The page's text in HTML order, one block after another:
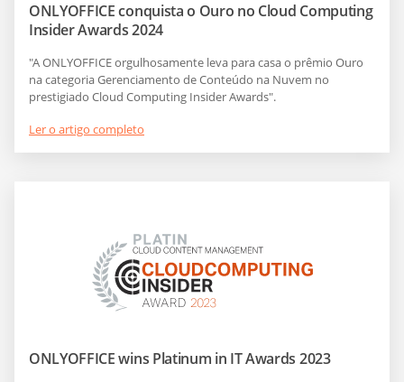
ONLYOFFICE conquista o Ouro no Cloud Computing
Insider Awards 2024
"A ONLYOFFICE orgulhosamente leva para casa o prêmio Ouro
na categoria Gerenciamento de Conteúdo na Nuvem no
prestigiado Cloud Computing Insider Awards".
Ler o artigo completo
ONLYOFFICE wins Platinum in IT Awards 2023